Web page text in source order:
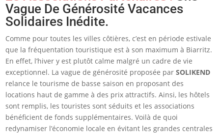
Vague De Générosité Vacances
Solidaires Inédite.
Comme pour toutes les villes côtières, c’est en période estivale
que la fréquentation touristique est à son maximum à Biarritz.
En effet, l’hiver y est plutôt calme malgré un cadre de vie
exceptionnel. La vague de générosité proposée par SOLIKEND
relance le tourisme de basse saison en proposant des
locations haut de gamme à des prix attractifs. Ainsi, les hôtels
sont remplis, les touristes sont séduits et les associations
bénéficient de fonds supplémentaires. Voilà de quoi
redynamiser l’économie locale en évitant les grandes centrales